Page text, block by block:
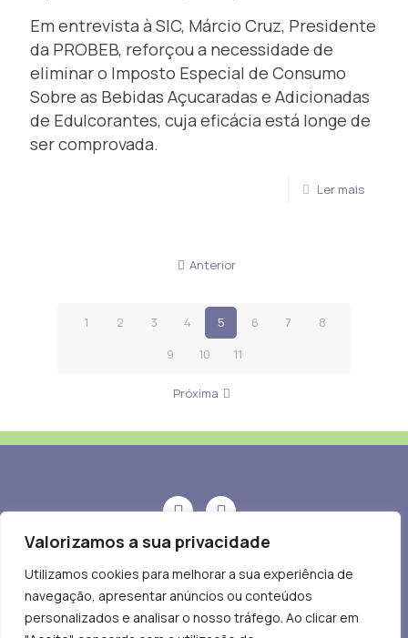
Valorizamos a sua privacidade
Utilizamos cookies para melhorar a sua experiência de
navegação, apresentar anúncios ou conteúdos
personalizados e analisar o nosso tráfego. Ao clicar em
Em entrevista à SIC, Márcio Cruz, Presidente
da PROBEB, reforçou a necessidade de
eliminar o Imposto Especial de Consumo
Sobre as Bebidas Açucaradas e Adicionadas
de Edulcorantes, cuja eficácia está longe de
ser comprovada.
Ler mais
Anterior
1 2 3 4 5 6 7
8
9
10 11
Próxima
geral@probeb.pt
Av. Miguel Bombarda, nº 110,
2º Dto, 1050-167 Lisboa